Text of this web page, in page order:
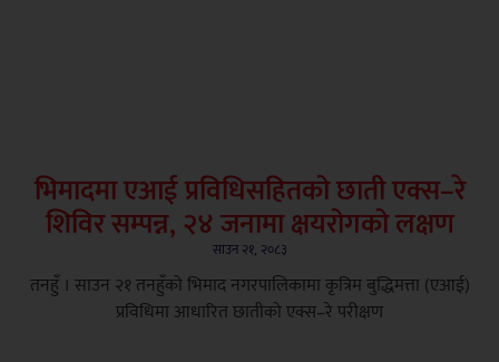
भिमादमा एआई प्रविधिसहितको छाती एक्स–रे
शिविर सम्पन्न, २४ जनामा क्षयरोगको लक्षण
साउन २१, २०८३
तनहुँ । साउन २१ तनहुँको भिमाद नगरपालिकामा कृत्रिम बुद्धिमत्ता (एआई)
प्रविधिमा आधारित छातीको एक्स–रे परीक्षण